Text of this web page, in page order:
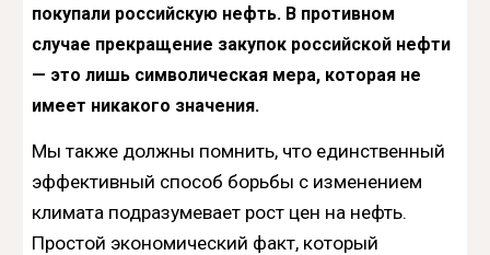
покупали российскую нефть. В противном
случае прекращение закупок российской нефти
— это лишь символическая мера, которая не
имеет никакого значения.
Мы также должны помнить, что единственный
эффективный способ борьбы с изменением
климата подразумевает рост цен на нефть.
Простой экономический факт, который